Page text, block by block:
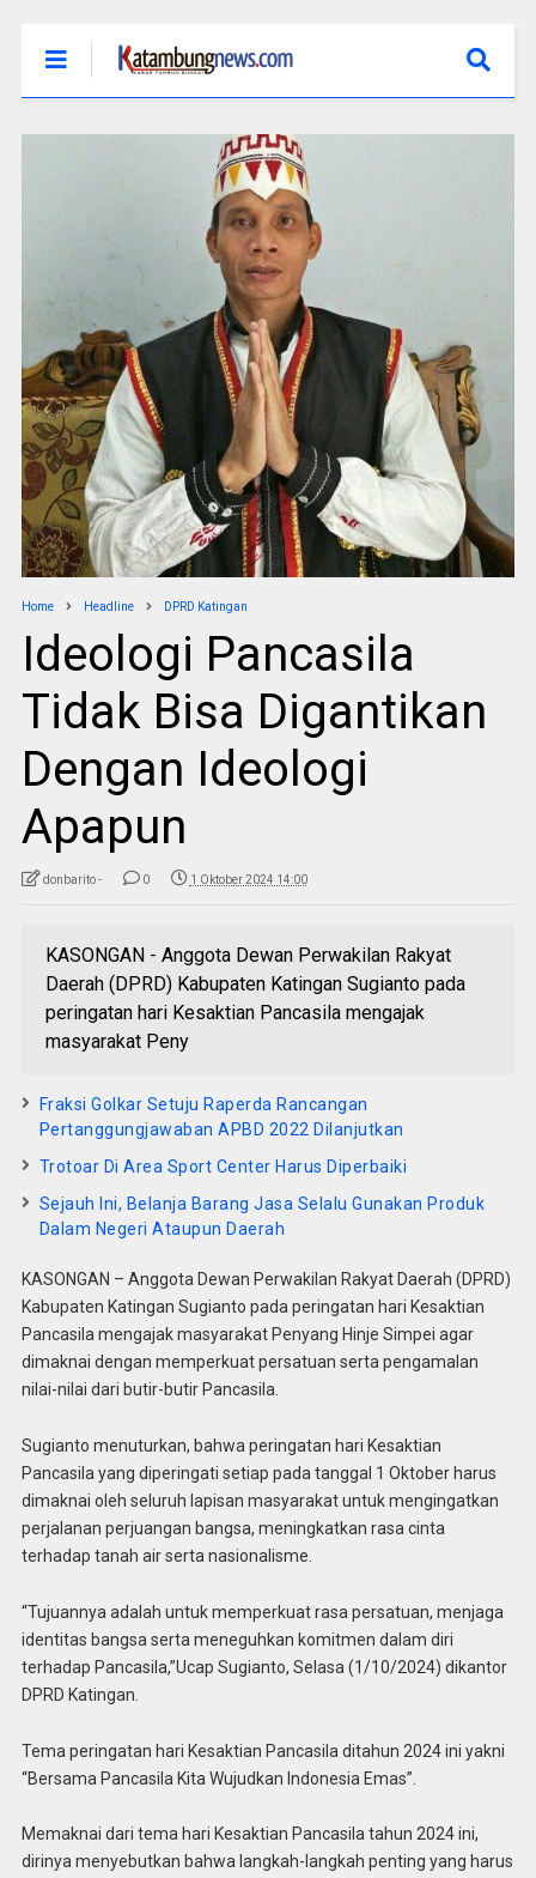
Home Headline DPRD Katingan
Ideologi Pancasila
Tidak Bisa Digantikan
Dengan Ideologi
Apapun
donbarito - 0 1 Oktober 2024 14:00
KASONGAN - Anggota Dewan Perwakilan Rakyat
Daerah (DPRD) Kabupaten Katingan Sugianto pada
peringatan hari Kesaktian Pancasila mengajak
masyarakat Peny
Fraksi Golkar Setuju Raperda Rancangan
Pertanggungjawaban APBD 2022 Dilanjutkan
Trotoar Di Area Sport Center Harus Diperbaiki
Sejauh Ini, Belanja Barang Jasa Selalu Gunakan Produk
Dalam Negeri Ataupun Daerah
KASONGAN – Anggota Dewan Perwakilan Rakyat Daerah (DPRD)
Kabupaten Katingan Sugianto pada peringatan hari Kesaktian
Pancasila mengajak masyarakat Penyang Hinje Simpei agar
dimaknai dengan memperkuat persatuan serta pengamalan
nilai-nilai dari butir-butir Pancasila.
Sugianto menuturkan, bahwa peringatan hari Kesaktian
Pancasila yang diperingati setiap pada tanggal 1 Oktober harus
dimaknai oleh seluruh lapisan masyarakat untuk mengingatkan
perjalanan perjuangan bangsa, meningkatkan rasa cinta
terhadap tanah air serta nasionalisme.
“Tujuannya adalah untuk memperkuat rasa persatuan, menjaga
identitas bangsa serta meneguhkan komitmen dalam diri
terhadap Pancasila,”Ucap Sugianto, Selasa (1/10/2024) dikantor
DPRD Katingan.
Tema peringatan hari Kesaktian Pancasila ditahun 2024 ini yakni
“Bersama Pancasila Kita Wujudkan Indonesia Emas”.
Memaknai dari tema hari Kesaktian Pancasila tahun 2024 ini,
dirinya menyebutkan bahwa langkah-langkah penting yang harus